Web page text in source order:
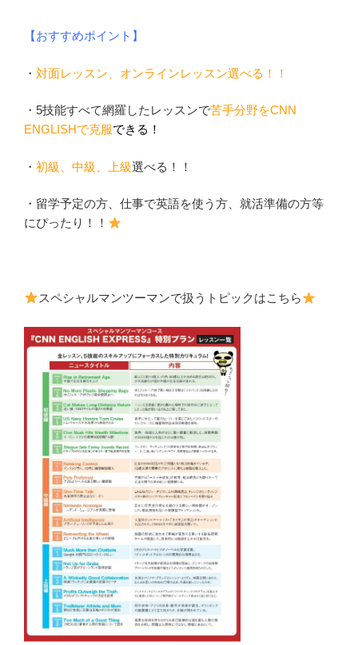
【おすすめポイント】
・ 対面レッスン、オンラインレッスン選べる！！
・5技能すべて網羅したレッスンで苦手分野をCNN
ENGLISHで克服できる！
・ 初級、中級、上級選べる！！
・留学予定の方、仕事で英語を使う方、就活準備の方等
にぴったり！！
スペシャルマンツーマンで扱うトピックはこちら